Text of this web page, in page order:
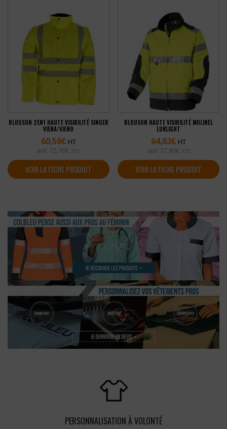
BLOUSON 2EN1 HAUTE VISIBILITÉ SINGER
VIENA/VIENO
60,58€ HT
soit 72,70€ TTC
VOIR LA FICHE PRODUIT
BLOUSON HAUTE VISIBILITÉ MOLINEL
LUKLIGHT
64,83€ HT
soit 77,80€ TTC
VOIR LA FICHE PRODUIT
PERSONNALISATION À VOLONTÉ